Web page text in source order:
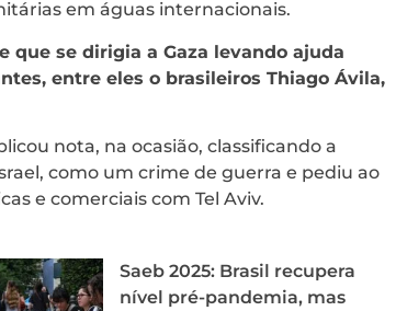
em águas internacionais.
que se dirigia a Gaza levando ajuda
entre eles o brasileiros Thiago Ávila,
nota, na ocasião, classificando a
como um crime de guerra e pediu ao
e comerciais com Tel Aviv.
Saeb 2025: Brasil recupera
nível pré-pandemia, mas